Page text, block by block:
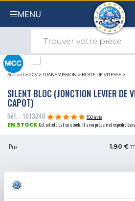
MENU
Accueil >2CV >TRANSMISSION > BOITE DE VITESSE >
SILENT BLOC (JONCTION LEVIER DE
CAPOT)
Réf. : 1013240
150 avis
EN STOCK Cet article est en stock. Il sera préparé et expédié
Prix 1.90 €